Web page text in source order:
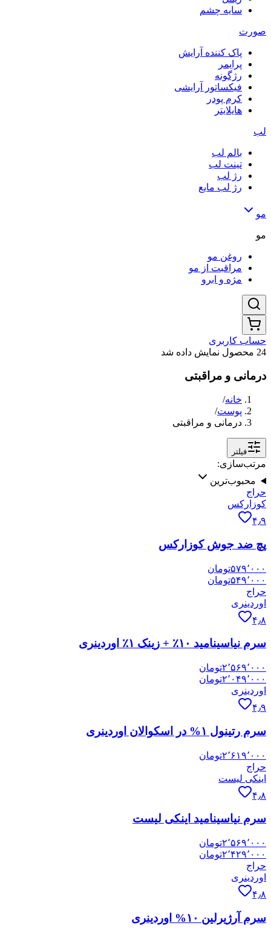
سایه چشم
صورت
پاک کننده آرایش
پرایمر
رژگونه
فیکساتور آرایشی
کرم پودر
هایلایتر
لب
بالم لب
تینت لب
رژ لب
رژ لب مایع
مو
مو
روغن مو
مراقبت از مو
مژه و ابرو
حساب کاربری
24 محصول نمایش داده شد
درمانی و مراقبتی
خانه/
پوست/
درمانی و مراقبتی
فیلتر
مرتب‌سازی:
محبوب‌ترین
حراج
کوزارکس
۴٫۹
پچ ضد جوش کوزارکس
۵۷۹٬۰۰۰تومان
۵۴۹٬۰۰۰تومان
حراج
اوردینری
۴٫۸
سرم نیاسینامید ۱۰٪ + زینک ۱٪ اوردینری
۲٬۵۶۹٬۰۰۰تومان
۲٬۰۴۹٬۰۰۰تومان
اوردینری
۴٫۹
سرم رتینول ۱% در اسکوالان اوردینری
۲٬۶۱۹٬۰۰۰تومان
حراج
اینکی لیست
۴٫۸
سرم نیاسینامید اینکی لیست
۲٬۵۶۹٬۰۰۰تومان
۲٬۴۲۹٬۰۰۰تومان
حراج
اوردینری
۴٫۸
سرم آرژیرلین ۱۰% اوردینری